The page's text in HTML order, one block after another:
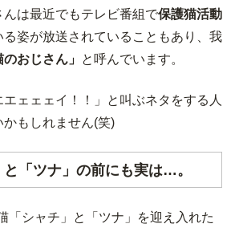
は最近でもテレビ番組で保護猫活動
姿が放送されていることもあり、我
のおじさん」 と呼んでいます。
ェェェイ！！」と叫ぶネタをする人
もしれません(笑)
「ツナ」の前にも実は…。
「シャチ」と「ツナ」を迎え入れた